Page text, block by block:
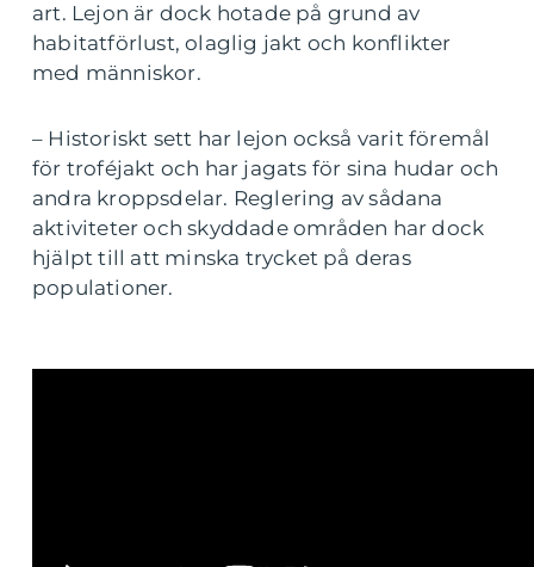
art. Lejon är dock hotade på grund av
habitatförlust, olaglig jakt och konflikter
med människor.
– Historiskt sett har lejon också varit föremål
för troféjakt och har jagats för sina hudar och
andra kroppsdelar. Reglering av sådana
aktiviteter och skyddade områden har dock
hjälpt till att minska trycket på deras
populationer.